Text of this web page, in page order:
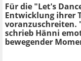
Für die "Let's
Entwicklung ihrer
voranzuschreiten.
schrieb Hänni
bewegender